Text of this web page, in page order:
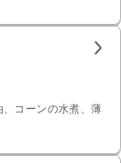
コーンの水煮、薄